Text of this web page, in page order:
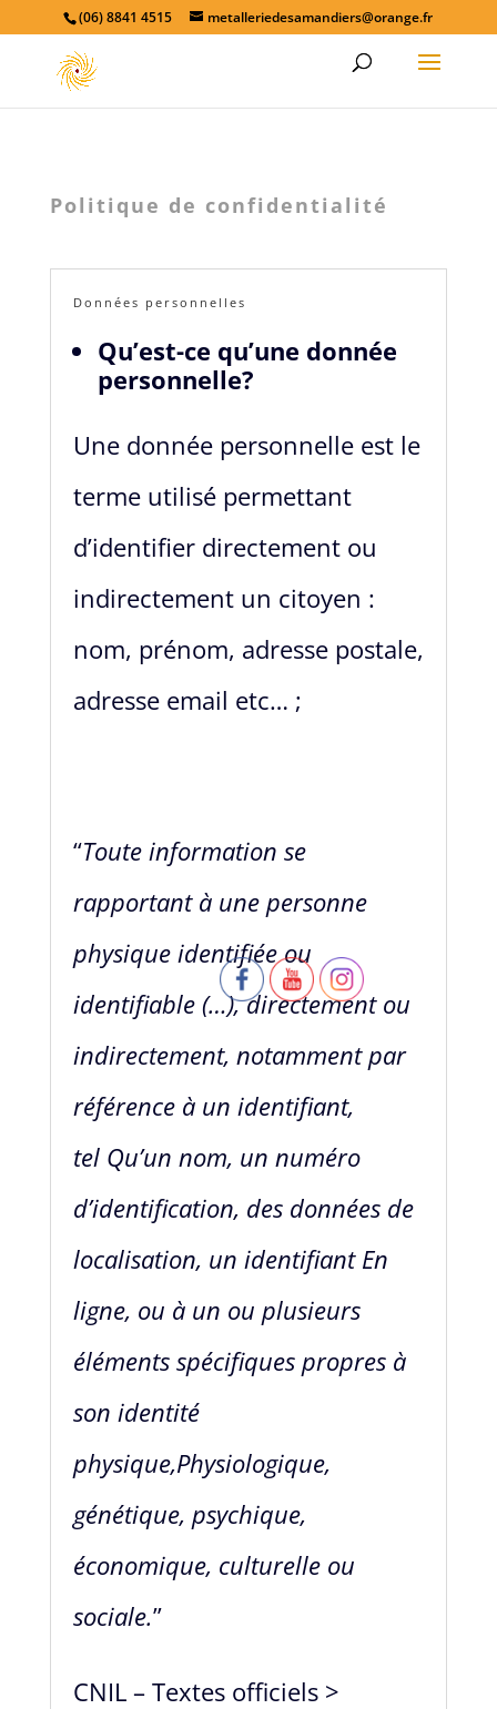
(06) 8841 4515 metalleriedesamandiers@orange.fr
Politique de confidentialité
Données personnelles
Qu’est-ce qu’une donnée
personnelle?
Une donnée personnelle est le
terme utilisé permettant
d’identifier directement ou
indirectement un citoyen :
nom, prénom, adresse postale,
adresse email etc… ;
“Toute information se
rapportant à une personne
physique identifiée ou
identifiable (…), directement ou
indirectement, notamment par
référence à un identifiant,
tel Qu’un nom, un numéro
d’identification, des données de
localisation, un identifiant En
ligne, ou à un ou plusieurs
éléments spécifiques propres à
son identité
physique,Physiologique,
génétique, psychique,
économique, culturelle ou
sociale.”
CNIL – Textes officiels >